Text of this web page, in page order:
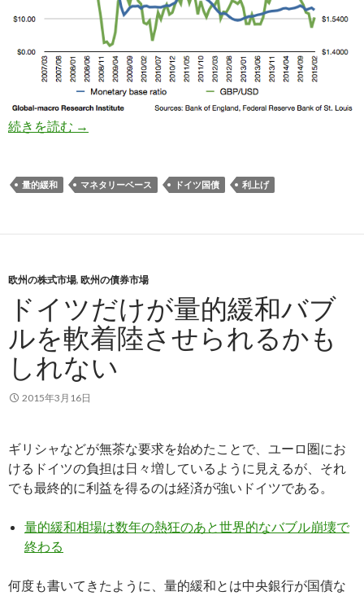
続きを読む ポンドとユーロは適正水準まで上昇、円は長期
→
量的緩和 マネタリーベース ドイツ国債 利上げ
欧州の株式市場, 欧州の債券市場
ドイツだけが量的緩和バブ
ルを軟着陸させられるかも
しれない
2015年3月16日
ギリシャなどが無茶な要求を始めたことで、ユーロ圏にお
けるドイツの負担は日々増しているように見えるが、それ
でも最終的に利益を得るのは経済が強いドイツである。
量的緩和相場は数年の熱狂のあと世界的なバブル崩壊で
終わる
何度も書いてきたように、量的緩和とは中央銀行が国債な